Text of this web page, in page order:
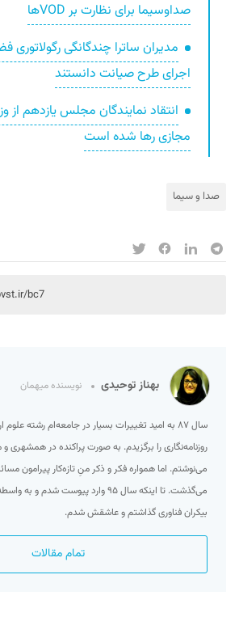
صداوسیما برای نظارت بر VODها
مدیران ساترا چندگانگی رگولاتوری
اجرای طرح صیانت دانستند
انتقاد نمایندگان مجلس یازدهم از
مجازی رها شده است
صدا و سیما
bc7
بهناز توحیدی نویسنده میهمان
سال ۸۷ به امید تغییرات بسیار در جامعه‌ام رشته
روزنامه‌نگاری را برگزیدم. به صورت پراکنده در همشهری
می‌نوشتم. اما همواره فکر و ذکر منِ تازه‌کار پیرامون
می‌گذشت. تا اینکه سال ۹۵ وارد پیوست
بیکران فناوری گذاشتم و عاشقش شدم.
تمام مقالات